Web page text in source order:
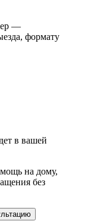
—
формату
в вашей
на дому,
без